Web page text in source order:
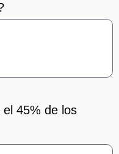
45% de los